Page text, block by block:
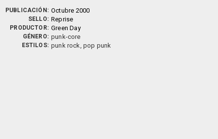
PUBLICACIÓN: Octubre 2000
SELLO: Reprise
PRODUCTOR: Green Day
GÉNERO: punk-core
ESTILOS: punk rock, pop punk